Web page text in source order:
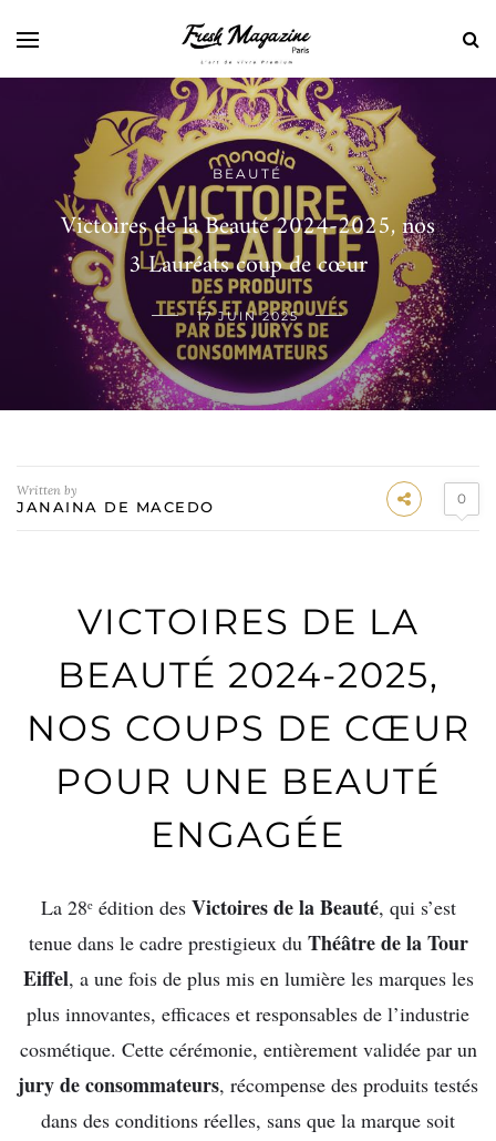
BEAUTÉ
Victoires de la Beauté 2024-2025, nos
3 Lauréats coup de cœur
17 JUIN 2025
Written by
JANAINA DE MACEDO 0
VICTOIRES DE LA
BEAUTÉ 2024-2025,
NOS COUPS DE CŒUR
POUR UNE BEAUTÉ
ENGAGÉE
La 28ᵉ édition des Victoires de la Beauté, qui s’est
tenue dans le cadre prestigieux du Théâtre de la Tour
Eiffel, a une fois de plus mis en lumière les marques les
plus innovantes, efficaces et responsables de l’industrie
cosmétique. Cette cérémonie, entièrement validée par un
jury de consommateurs, récompense des produits testés
dans des conditions réelles, sans que la marque soit